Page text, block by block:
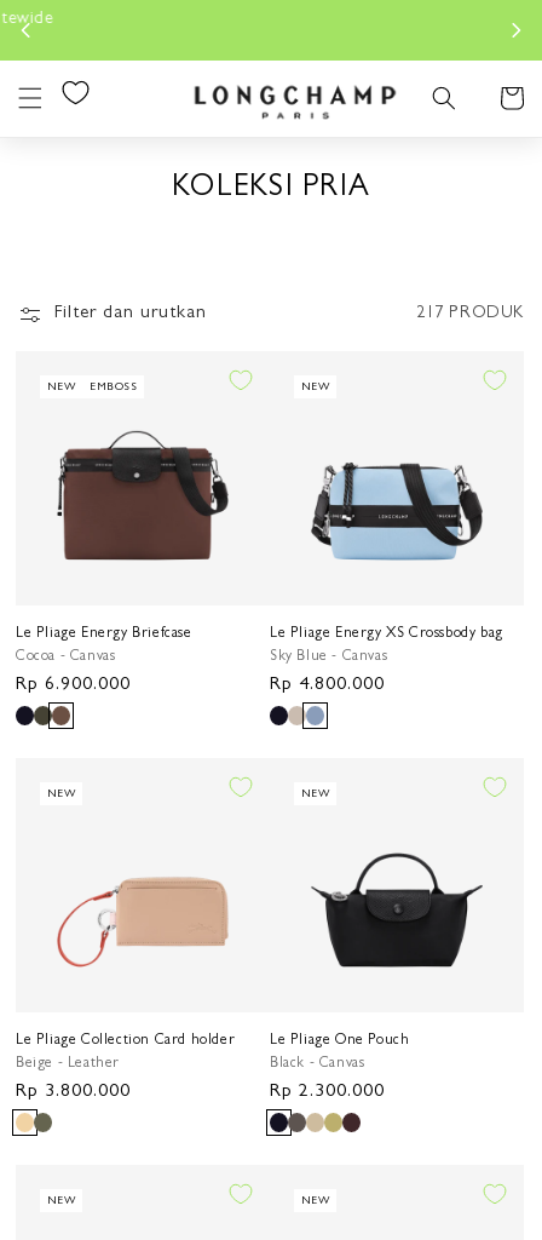
Lewati
KOLEKSI PRIA
Filter dan urutkan 217 PRODUK
NEW EMBOSS
Le Pliage Energy Briefcase
Cocoa - Canvas
Harga
reguler
Rp 6.900.000
NEW
Le Pliage Energy XS Crossbody bag
Sky Blue - Canvas
Harga
reguler
Rp 4.800.000
NEW
Le Pliage Collection Card holder
Beige - Leather
Harga
reguler
Rp 3.800.000
NEW
Le Pliage One Pouch
Black - Canvas
Harga
reguler
Rp 2.300.000
NEW NEW